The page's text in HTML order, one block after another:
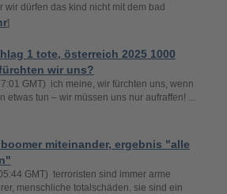
wir dürfen das kind nicht mit dem bad
]
1 tote, österreich 2025 1000
wir uns?
GMT) ich meine, wir fürchten uns, wenn
etwas tun – wir müssen uns nur aufraffen! ...
miteinander, ergebnis "alle
GMT) terroristen sind immer arme
menschliche totalschäden. sie sind ein